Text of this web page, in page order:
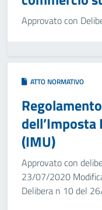
Approvato con
ATTO NORMATIVO
(IMU)
Approvato con
23/07/2020
Delibera n 10 del